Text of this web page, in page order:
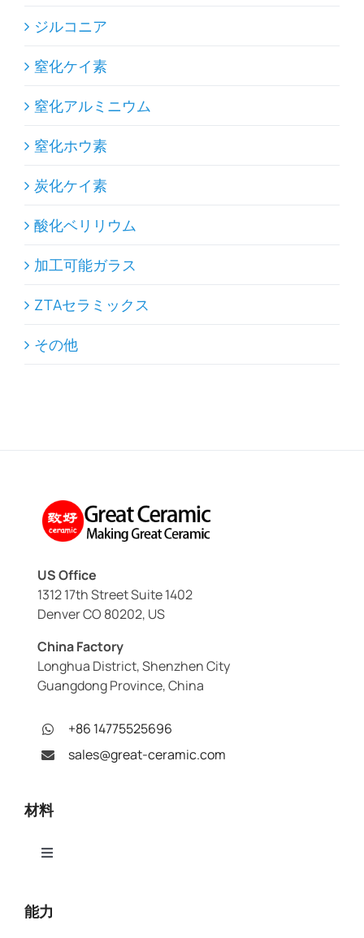
ジルコニア
窒化ケイ素
窒化アルミニウム
窒化ホウ素
炭化ケイ素
酸化ベリリウム
加工可能ガラス
ZTAセラミックス
その他
US Office
1312 17th Street Suite 1402
Denver CO 80202, US
China Factory
Longhua District, Shenzhen City
Guangdong Province, China
+86 14775525696
sales@great-ceramic.com
材料
Toggle
能力